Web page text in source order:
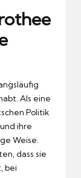
Als eine
Politik
ihre
Weise.
dass sie
bei